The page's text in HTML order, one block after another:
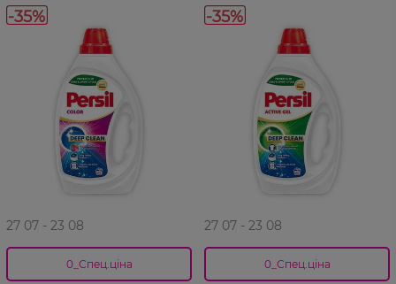
-35%
27 07 - 23 08
0_Спец.ціна
-35%
27 07 - 23 08
0_Спец.ціна